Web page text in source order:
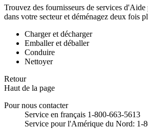
Trouvez des fournisseurs de services d'Aide
dans votre secteur et déménagez deux fois
Charger et décharger
Emballer et déballer
Conduire
Nettoyer
Retour
Haut de la page
Pour nous contacter
Service en français 1-800-663-5613
Service pour l'Amérique du Nord: